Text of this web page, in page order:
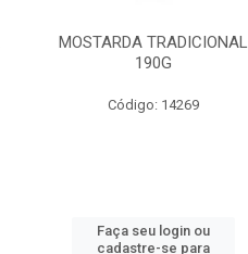
MOSTARDA TRADICIONAL
190G
Código: 14269
Faça seu login ou
cadastre-se para